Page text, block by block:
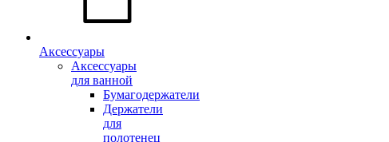
Аксессуары
Аксессуары
для ванной
Бумагодержатели
Держатели
для
полотенец